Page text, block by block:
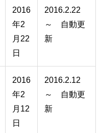
2016
年2
月22
日
2016.2.22
～ 自動更
新
2016
年2
月12
日
2016.2.12
～ 自動更
新